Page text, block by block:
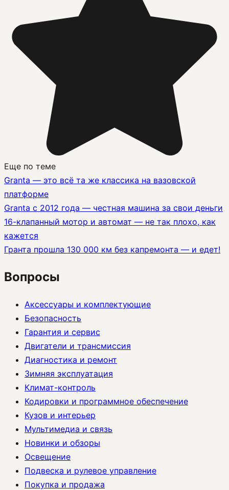
Еще по теме
Granta — это всё та же классика на вазовской
платформе
Granta с 2012 года — честная машина за свои деньги
16-клапанный мотор и автомат — не так плохо, как
кажется
Гранта прошла 130 000 км без капремонта — и едет!
Вопросы
Аксессуары и комплектующие
Безопасность
Гарантия и сервис
Двигатели и трансмиссия
Диагностика и ремонт
Зимняя эксплуатация
Климат-контроль
Кодировки и программное обеспечение
Кузов и интерьер
Мультимедиа и связь
Новинки и обзоры
Освещение
Подвеска и рулевое управление
Покупка и продажа